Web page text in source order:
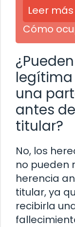
Leer más
Cómo
una
antes
titular?
No, los
no pueden
herencia
titular, ya
recibirla